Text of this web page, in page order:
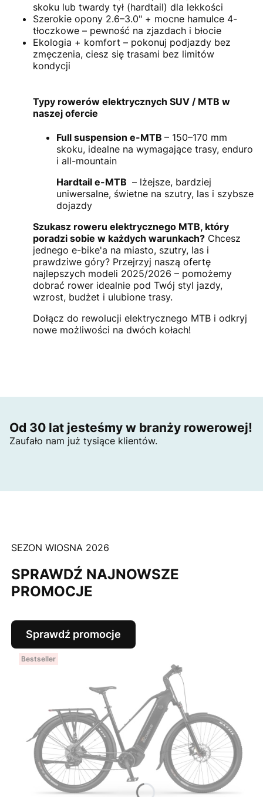
skoku lub twardy tył (hardtail) dla lekkości
Szerokie opony 2.6–3.0" + mocne hamulce 4-
tłoczkowe – pewność na zjazdach i błocie
Ekologia + komfort – pokonuj podjazdy bez
zmęczenia, ciesz się trasami bez limitów
kondycji
Typy rowerów elektrycznych SUV / MTB w
naszej ofercie
Full suspension e-MTB – 150–170 mm
skoku, idealne na wymagające trasy, enduro
i all-mountain
Hardtail e-MTB – lżejsze, bardziej
uniwersalne, świetne na szutry, las i szybsze
dojazdy
Szukasz roweru elektrycznego MTB, który
poradzi sobie w każdych warunkach? Chcesz
jednego e-bike'a na miasto, szutry, las i
prawdziwe góry? Przejrzyj naszą ofertę
najlepszych modeli 2025/2026 – pomożemy
dobrać rower idealnie pod Twój styl jazdy,
wzrost, budżet i ulubione trasy.
Dołącz do rewolucji elektrycznego MTB i odkryj
nowe możliwości na dwóch kołach!
Od 30 lat jesteśmy w branży rowerowej!
Zaufało nam już tysiące klientów.
SEZON WIOSNA 2026
SPRAWDŹ NAJNOWSZE
PROMOCJE
Sprawdź promocje
Bestseller